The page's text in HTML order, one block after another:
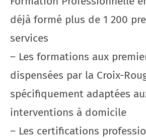
déjà formé plus de 1 200
services
– Les formations aux
dispensées par la Croix-
spécifiquement adaptées
interventions à domicile
– Les certifications